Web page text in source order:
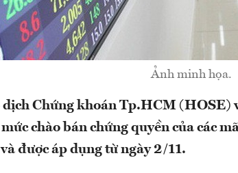
Ảnh minh họa.
dịch Chứng khoán Tp.HCM (HOSE)
chào bán chứng quyền của các
được áp dụng từ ngày 2/11.